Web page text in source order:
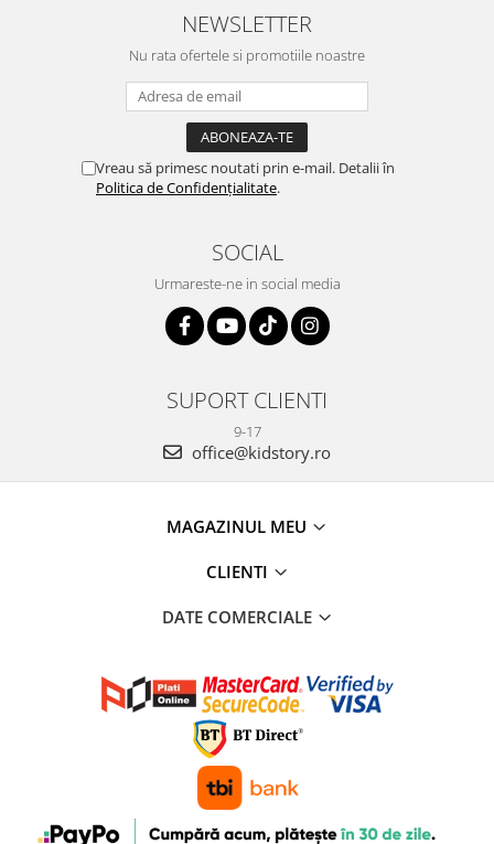
NEWSLETTER
Nu rata ofertele si promotiile noastre
Vreau să primesc noutati prin e-mail. Detalii în
Politica de Confidențialitate.
SOCIAL
Urmareste-ne in social media
SUPORT CLIENTI
9-17
office@kidstory.ro
MAGAZINUL MEU
CLIENTI
DATE COMERCIALE